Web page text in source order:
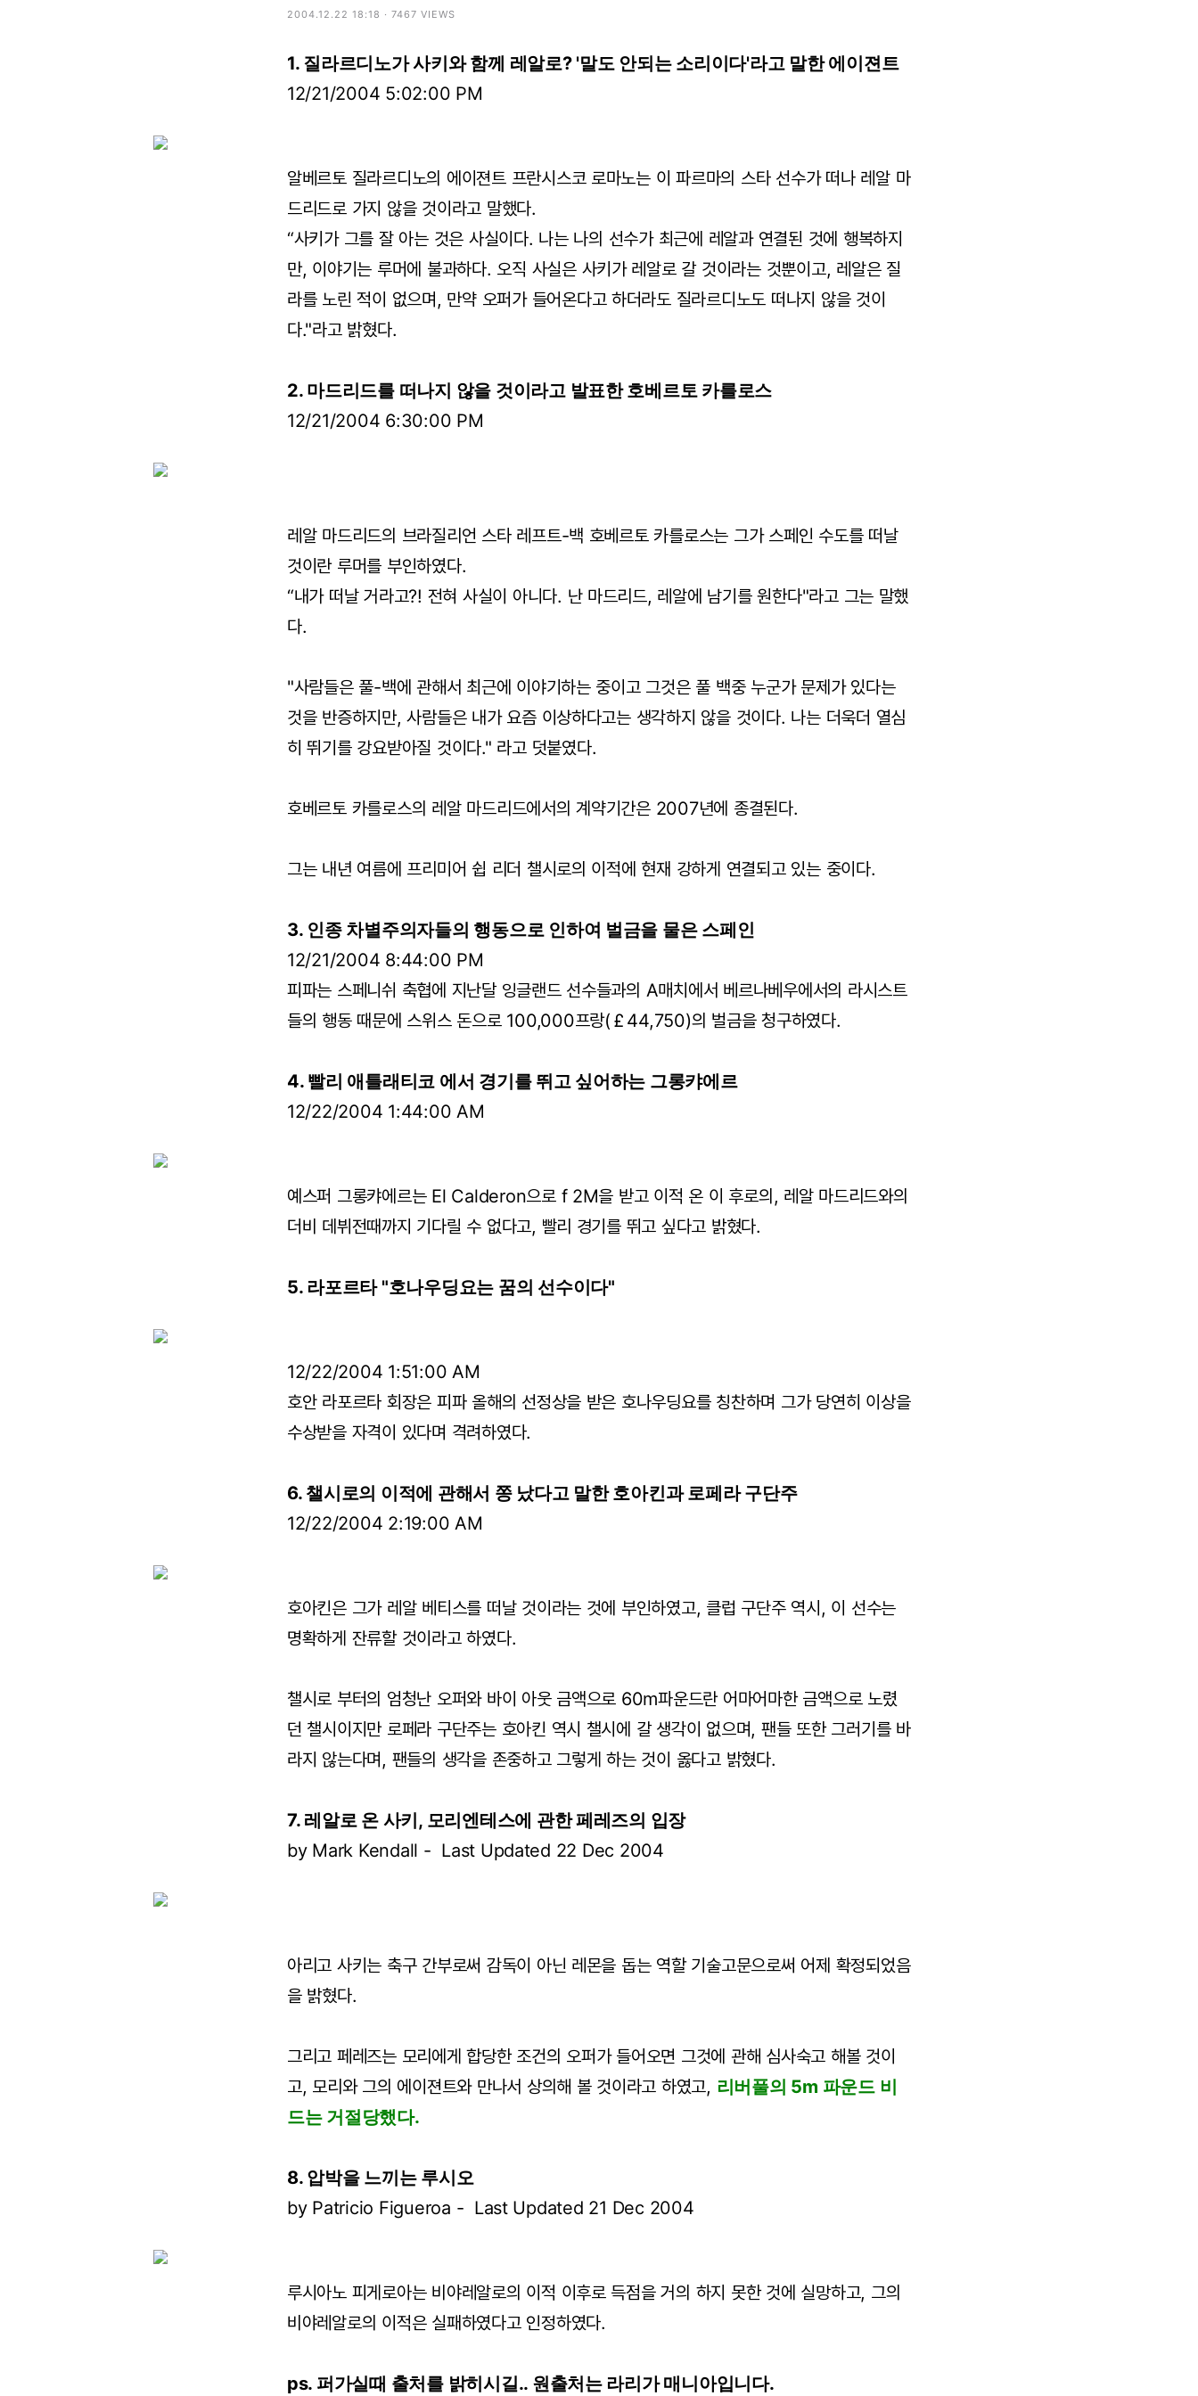
2004.12.22 18:18 · 7467 VIEWS
1. 질라르디노가 사키와 함께 레알로? '말도 안되는 소리이다'라고 말한 에이젼트
12/21/2004 5:02:00 PM
알베르토 질라르디노의 에이젼트 프란시스코 로마노는 이 파르마의 스타 선수가 떠나 레알 마
드리드로 가지 않을 것이라고 말했다.
“사키가 그를 잘 아는 것은 사실이다. 나는 나의 선수가 최근에 레알과 연결된 것에 행복하지
만, 이야기는 루머에 불과하다. 오직 사실은 사키가 레알로 갈 것이라는 것뿐이고, 레알은 질
라를 노린 적이 없으며, 만약 오퍼가 들어온다고 하더라도 질라르디노도 떠나지 않을 것이
다."라고 밝혔다.
2. 마드리드를 떠나지 않을 것이라고 발표한 호베르토 카를로스
12/21/2004 6:30:00 PM
레알 마드리드의 브라질리언 스타 레프트-백 호베르토 카를로스는 그가 스페인 수도를 떠날
것이란 루머를 부인하였다.
“내가 떠날 거라고?! 전혀 사실이 아니다. 난 마드리드, 레알에 남기를 원한다"라고 그는 말했
다.
"사람들은 풀-백에 관해서 최근에 이야기하는 중이고 그것은 풀 백중 누군가 문제가 있다는
것을 반증하지만, 사람들은 내가 요즘 이상하다고는 생각하지 않을 것이다. 나는 더욱더 열심
히 뛰기를 강요받아질 것이다." 라고 덧붙였다.
호베르토 카를로스의 레알 마드리드에서의 계약기간은 2007년에 종결된다.
그는 내년 여름에 프리미어 쉽 리더 챌시로의 이적에 현재 강하게 연결되고 있는 중이다.
3. 인종 차별주의자들의 행동으로 인하여 벌금을 물은 스페인
12/21/2004 8:44:00 PM
피파는 스페니쉬 축협에 지난달 잉글랜드 선수들과의 A매치에서 베르나베우에서의 라시스트
들의 행동 때문에 스위스 돈으로 100,000프랑(￡44,750)의 벌금을 청구하였다.
4. 빨리 애틀래티코 에서 경기를 뛰고 싶어하는 그롱캬에르
12/22/2004 1:44:00 AM
예스퍼 그롱캬에르는 El Calderon으로 f 2M을 받고 이적 온 이 후로의, 레알 마드리드와의
더비 데뷔전때까지 기다릴 수 없다고, 빨리 경기를 뛰고 싶다고 밝혔다.
5. 라포르타 "호나우딩요는 꿈의 선수이다"
12/22/2004 1:51:00 AM
호안 라포르타 회장은 피파 올해의 선정상을 받은 호나우딩요를 칭찬하며 그가 당연히 이상을
수상받을 자격이 있다며 격려하였다.
6. 챌시로의 이적에 관해서 쫑 났다고 말한 호아킨과 로페라 구단주
12/22/2004 2:19:00 AM
호아킨은 그가 레알 베티스를 떠날 것이라는 것에 부인하였고, 클럽 구단주 역시, 이 선수는
명확하게 잔류할 것이라고 하였다.
챌시로 부터의 엄청난 오퍼와 바이 아웃 금액으로 60m파운드란 어마어마한 금액으로 노렸
던 챌시이지만 로페라 구단주는 호아킨 역시 챌시에 갈 생각이 없으며, 팬들 또한 그러기를 바
라지 않는다며, 팬들의 생각을 존중하고 그렇게 하는 것이 옳다고 밝혔다.
7. 레알로 온 사키, 모리엔테스에 관한 페레즈의 입장
by Mark Kendall - Last Updated 22 Dec 2004
아리고 사키는 축구 간부로써 감독이 아닌 레몬을 돕는 역할 기술고문으로써 어제 확정되었음
을 밝혔다.
그리고 페레즈는 모리에게 합당한 조건의 오퍼가 들어오면 그것에 관해 심사숙고 해볼 것이
고, 모리와 그의 에이젼트와 만나서 상의해 볼 것이라고 하였고, 리버풀의 5m 파운드 비
드는 거절당했다.
8. 압박을 느끼는 루시오
by Patricio Figueroa - Last Updated 21 Dec 2004
루시아노 피게로아는 비야레알로의 이적 이후로 득점을 거의 하지 못한 것에 실망하고, 그의
비야레알로의 이적은 실패하였다고 인정하였다.
ps. 퍼가실때 출처를 밝히시길.. 원출처는 라리가 매니아입니다.